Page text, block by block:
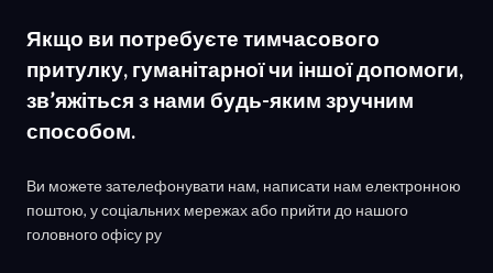
Якщо ви потребуєте тимчасового
притулку, гуманітарної чи іншої допомоги,
зв’яжіться з нами будь-яким зручним
способом.
Ви можете зателефонувати нам, написати нам електронною
поштою, у соціальних мережах або прийти до нашого
головного офісу ру